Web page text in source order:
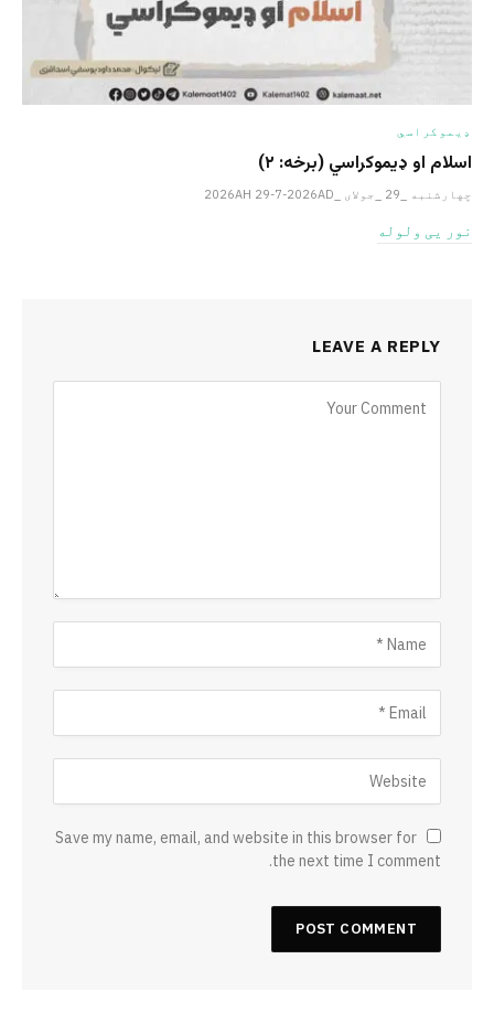
ډیموکراسي
اسلام او ډیموکراسي (برخه: ۲)
چهارشنبه _29 _جولای _2026AH 29-7-2026AD
نور یی ولوله
LEAVE A REPLY
Save my name, email, and website in this browser for
the next time I comment.